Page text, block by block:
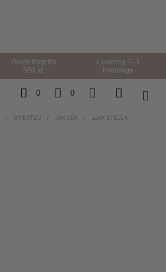
Gratis fragt fra
500 kr.
Levering 1–3
hverdage
0 0
/ OVERTØJ / JAKKER /
JJXX STELLA